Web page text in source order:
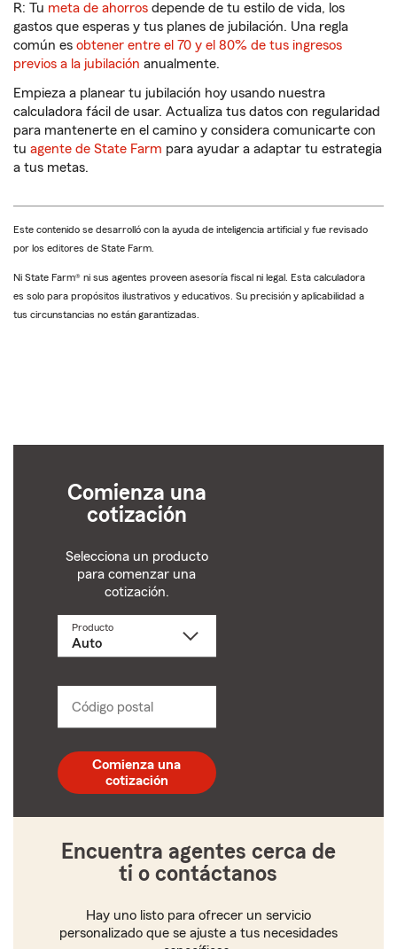
R: Tu meta de ahorros depende de tu estilo de vida, los
gastos que esperas y tus planes de jubilación. Una regla
común es obtener entre el 70 y el 80% de tus ingresos
previos a la jubilación anualmente.
Empieza a planear tu jubilación hoy usando nuestra
calculadora fácil de usar. Actualiza tus datos con regularidad
para mantenerte en el camino y considera comunicarte con
tu agente de State Farm para ayudar a adaptar tu estrategia
a tus metas.
Este contenido se desarrolló con la ayuda de inteligencia artificial y fue revisado
por los editores de State Farm.
Ni State Farm® ni sus agentes proveen asesoría fiscal ni legal. Esta calculadora
es solo para propósitos ilustrativos y educativos. Su precisión y aplicabilidad a
tus circunstancias no están garantizadas.
Comienza una
cotización
Selecciona un producto
para comenzar una
cotización.
ProductoSelecciona
Código postal
postal
de
5
Comienza una
cotización
Encuentra agentes cerca de
ti o contáctanos
Hay uno listo para ofrecer un servicio
personalizado que se ajuste a tus necesidades